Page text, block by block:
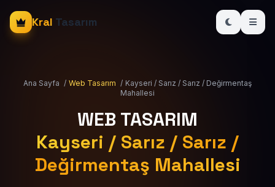
Kral Tasarım
Ana Sayfa / Web Tasarım / Kayseri / Sarız / Sarız / Değirmentaş
Mahallesi
WEB TASARIM
Kayseri / Sarız / Sarız /
Değirmentaş Mahallesi